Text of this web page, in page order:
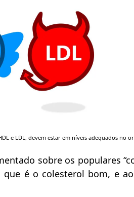
e LDL, devem estar em níveis adequados no
sobre os populares
é o colesterol bom, e